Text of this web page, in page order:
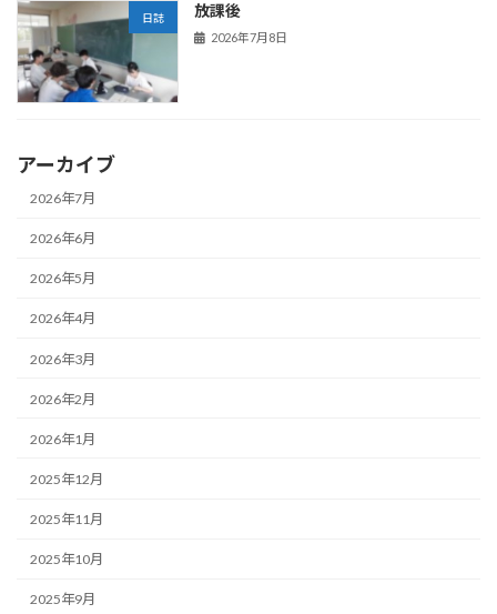
日誌 放課後
2026年7月8日
アーカイブ
2026年7月
2026年6月
2026年5月
2026年4月
2026年3月
2026年2月
2026年1月
2025年12月
2025年11月
2025年10月
2025年9月